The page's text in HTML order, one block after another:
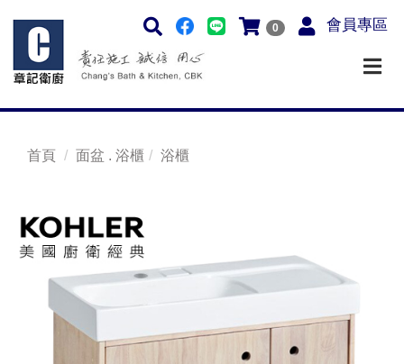
0 會員專區
首頁 面盆 . 浴櫃 浴櫃